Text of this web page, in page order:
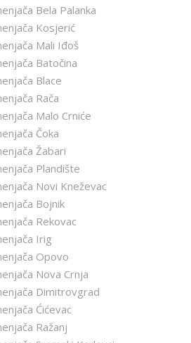
Bela Palanka
Kosjerić
Mali Iđoš
Batočina
Blace
Rača
Malo Crniće
Čoka
Žabari
Plandište
Novi Kneževac
Bojnik
Rekovac
Irig
Opovo
Nova Crnja
Dimitrovgrad
Ćićevac
Ražanj